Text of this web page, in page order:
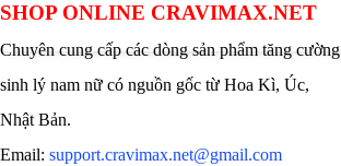
SHOP ONLINE CRAVIMAX.NET
Chuyên cung cấp các dòng sản phẩm tăng cường
sinh lý nam nữ có nguồn gốc từ Hoa Kì, Úc,
Nhật Bản.
Email: support.cravimax.net@gmail.com